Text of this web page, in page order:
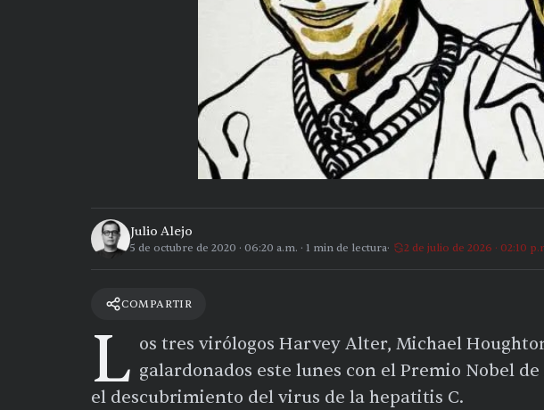
Julio Alejo
5 de octubre de 2020 · 06:20 a.m. · 1 min de lectura 2 de julio de 2026 · 02:10
COMPARTIR
L os tres virólogos Harvey Alter, Michael
galardonados este lunes con el Premio Nobel
el descubrimiento del virus de la hepatitis C.